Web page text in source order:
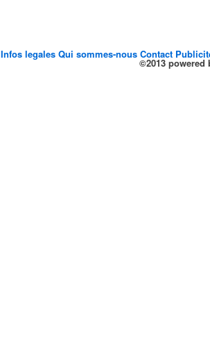
Infos legalesQui sommes-nousContact
©2013 powered